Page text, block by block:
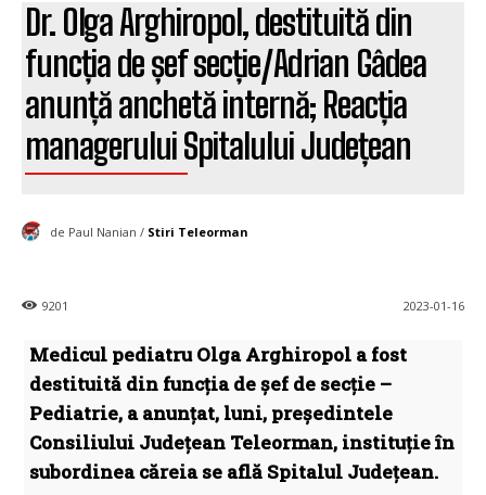
Dr. Olga Arghiropol, destituită din
funcția de șef secție/Adrian Gâdea
anunță anchetă internă; Reacția
managerului Spitalului Județean
de Paul Nanian / Stiri Teleorman
2023-01-16
9201
Medicul pediatru Olga Arghiropol a fost
destituită din funcția de șef de secție –
Pediatrie, a anunțat, luni, președintele
Consiliului Județean Teleorman, instituție în
subordinea căreia se află Spitalul Județean.